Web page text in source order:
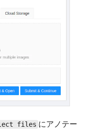
files にアノテー